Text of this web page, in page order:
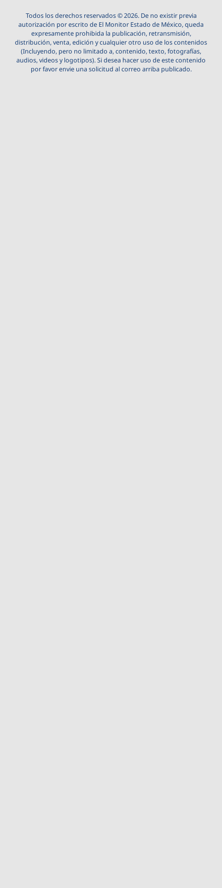
Todos los derechos reservados © 2026. De no existir previa
autorización por escrito de El Monitor Estado de México, queda
expresamente prohibida la publicación, retransmisión,
distribución, venta, edición y cualquier otro uso de los contenidos
(Incluyendo, pero no limitado a, contenido, texto, fotografías,
audios, videos y logotipos). Si desea hacer uso de este contenido
por favor envie una solicitud al correo arriba publicado.